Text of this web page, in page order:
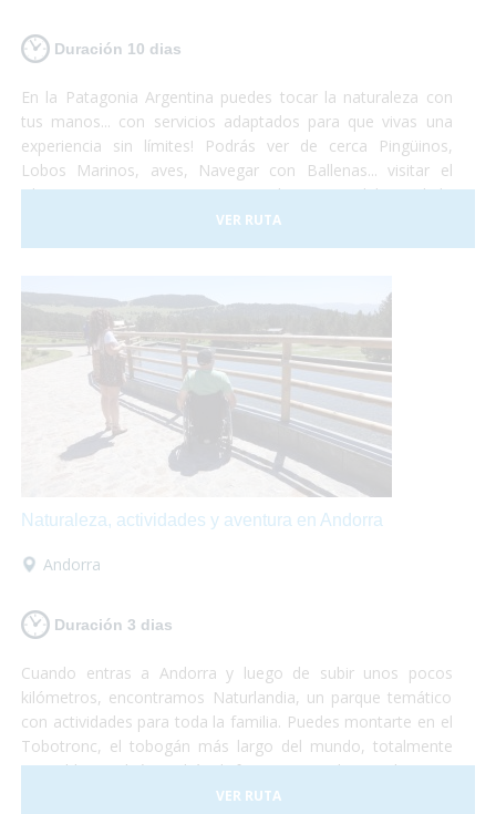
Duración 10 dias
En la Patagonia Argentina puedes tocar la naturaleza con
tus manos... con servicios adaptados para que vivas una
experiencia sin límites! Podrás ver de cerca Pingüinos,
Lobos Marinos, aves, Navegar con Ballenas... visitar el
Glaciar Perito Moreno o navegar las aguas del Canal de
Beagle... un viaje que no te dejará indiferente... el Turismo
Accesible es posible!
VER RUTA
Naturaleza, actividades y aventura en Andorra
Andorra
Duración 3 dias
Cuando entras a Andorra y luego de subir unos pocos
kilómetros, encontramos Naturlandia, un parque temático
con actividades para toda la familia. Puedes montarte en el
Tobotronc, el tobogán más largo del mundo, totalmente
accesible, también podrás disfrutar paseando por el parque
de animales donde encontrarás osos, ciervos, lobos y
VER RUTA